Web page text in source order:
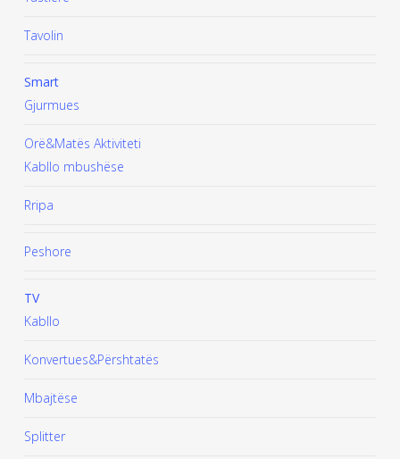
Tavolin
Smart
Gjurmues
Orë&Matës Aktiviteti
Kabllo mbushëse
Rripa
Peshore
TV
Kabllo
Konvertues&Përshtatës
Mbajtëse
Splitter